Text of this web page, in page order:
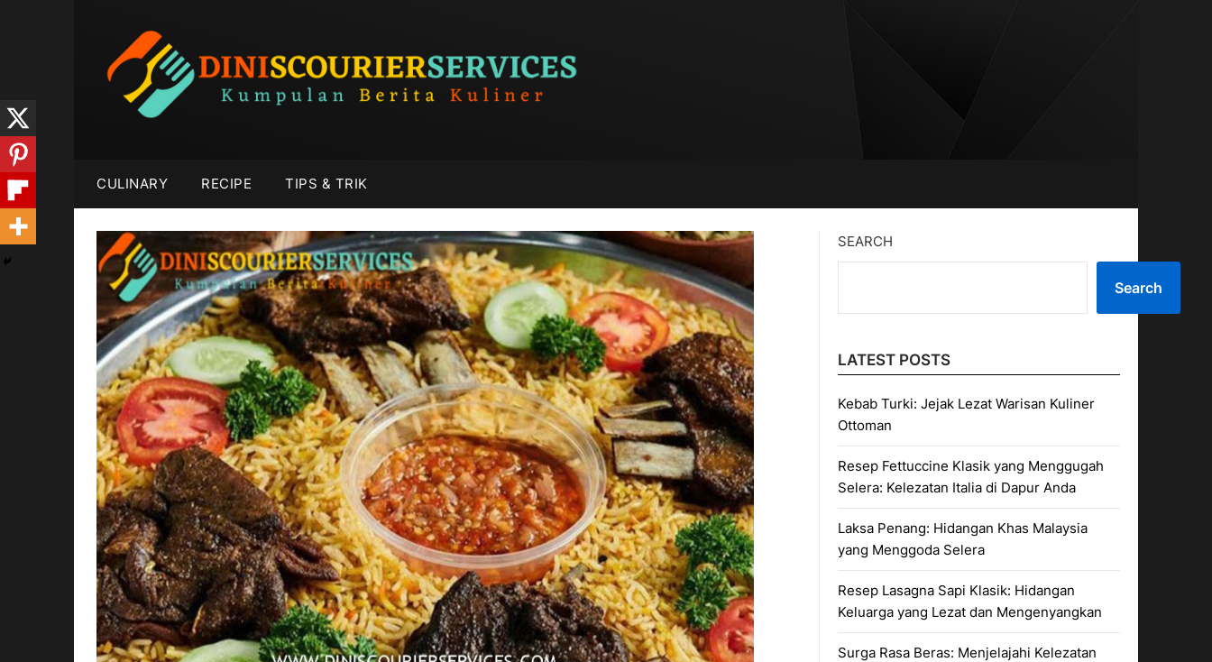
CULINARY RECIPE TIPS & TRIK
SEARCH
Search
LATEST POSTS
Kebab Turki: Jejak Lezat Warisan Kuliner
Ottoman
Resep Fettuccine Klasik yang Menggugah
Selera: Kelezatan Italia di Dapur Anda
Laksa Penang: Hidangan Khas Malaysia
yang Menggoda Selera
Resep Lasagna Sapi Klasik: Hidangan
Keluarga yang Lezat dan Mengenyangkan
Surga Rasa Beras: Menjelajahi Kelezatan